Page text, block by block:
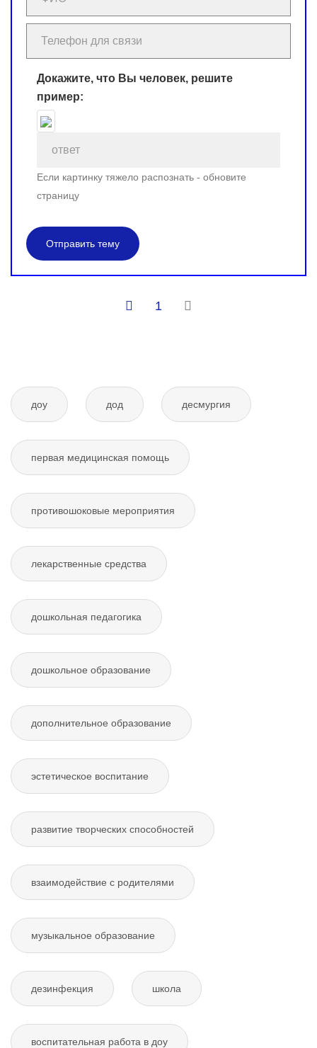
Докажите, что Вы человек, решите
пример:
Если картинку тяжело распознать - обновите
страницу
Отправить тему
1
доу дод десмургия
первая медицинская помощь
противошоковые мероприятия
лекарственные средства
дошкольная педагогика
дошкольное образование
дополнительное образование
эстетическое воспитание
развитие творческих способностей
взаимодействие с родителями
музыкальное образование
дезинфекция школа
воспитательная работа в доу